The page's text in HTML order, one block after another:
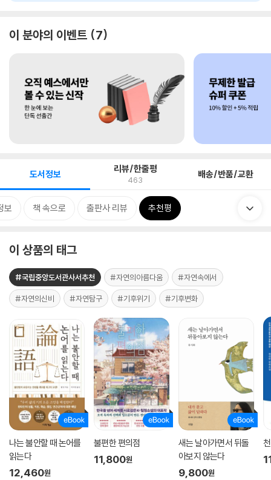
이 분야의 이벤트 7
도서정보 리뷰/한줄평
463 배송/반품/교환
보 책 속으로 출판사 리뷰 추천평
이 상품의 태그
#국립중앙도서관사서추천 #자연의아름다움 #자연속에서
#자연의신비 #자연탐구 #기후위기 #기후변화
나는 불안할 때 논어를
읽는다
12,460원
불편한 편의점
11,800원
새는 날아가면서 뒤돌
아보지 않는다
9,800원